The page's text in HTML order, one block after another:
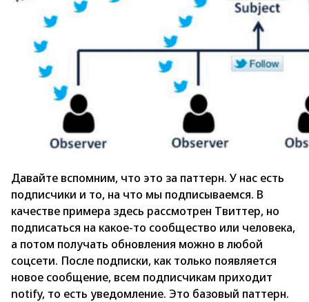
Давайте вспомним, что это за паттерн. У нас есть
подписчики и то, на что мы подписываемся. В
качестве примера здесь рассмотрен Твиттер, но
подписаться на какое-то сообщество или человека,
а потом получать обновления можно в любой
соцсети. После подписки, как только появляется
новое сообщение, всем подписчикам приходит
notify, то есть уведомление. Это базовый паттерн.